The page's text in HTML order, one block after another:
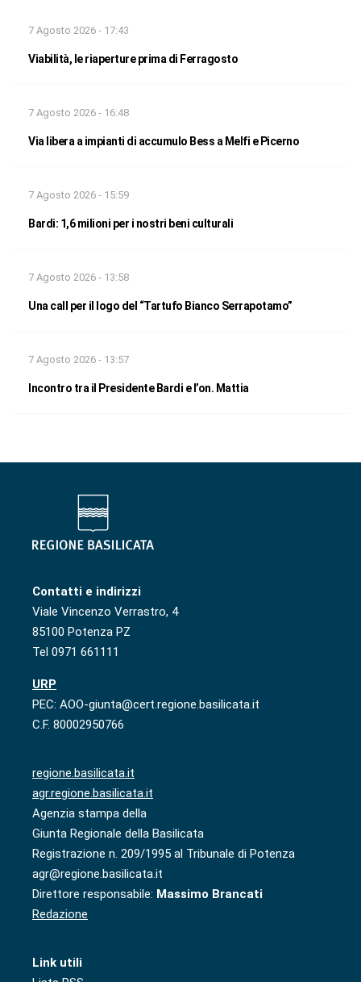
7 Agosto 2026 - 17:43
Viabilità, le riaperture prima di Ferragosto
7 Agosto 2026 - 16:48
Via libera a impianti di accumulo Bess a Melfi e Picerno
7 Agosto 2026 - 15:59
Bardi: 1,6 milioni per i nostri beni culturali
7 Agosto 2026 - 13:58
Una call per il logo del “Tartufo Bianco Serrapotamo”
7 Agosto 2026 - 13:57
Incontro tra il Presidente Bardi e l’on. Mattia
Contatti e indirizzi
Viale Vincenzo Verrastro, 4
85100 Potenza PZ
Tel 0971 661111
URP
PEC: AOO-giunta@cert.regione.basilicata.it
C.F. 80002950766
regione.basilicata.it
agr.regione.basilicata.it
Agenzia stampa della
Giunta Regionale della Basilicata
Registrazione n. 209/1995 al Tribunale di Potenza
agr@regione.basilicata.it
Direttore responsabile: Massimo Brancati
Redazione
Link utili